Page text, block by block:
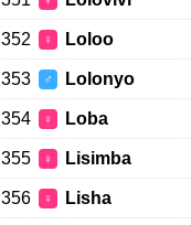
352 ♀ Loloo
353 ♂ Lolonyo
354 ♀ Loba
355 ♀ Lisimba
356 ♀ Lisha